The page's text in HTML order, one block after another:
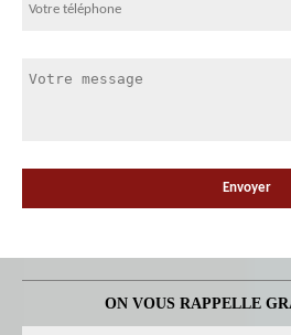
ON VOUS RAPPELLE